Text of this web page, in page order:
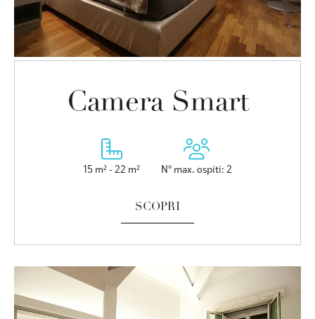
Camera Smart
15 m² - 22 m² N° max. ospiti: 2
SCOPRI